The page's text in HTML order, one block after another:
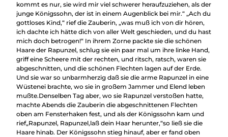
kommt es nur, sie wird mir viel schwerer heraufzuziehen, als der
junge Königssohn, der ist in einem Augenblick bei mir.“ „Ach du
gottloses Kind,“ rief die Zauberin, „was muß ich von dir hören,
ich dachte ich hätte dich von aller Welt geschieden, und du hast
mich doch betrogen!“ In ihrem Zorne packte sie die schönen
Haare der Rapunzel, schlug sie ein paar mal um ihre linke Hand,
griff eine Scheere mit der rechten, und ritsch, ratsch, waren sie
abgeschnitten, und die schönen Flechten lagen auf der Erde.
Und sie war so unbarmherzig daß sie die arme Rapunzel in eine
Wüstenei brachte, wo sie in großem Jammer und Elend leben
mußte.Denselben Tag aber, wo sie Rapunzel verstoßen hatte,
machte Abends die Zauberin die abgeschnittenen Flechten
oben am Fensterhaken fest, und als der Königssohn kam und
rief„Rapunzel, Rapunzel,laß dein Haar herunter,“so ließ sie die
Haare hinab. Der Königssohn stieg hinauf, aber er fand oben